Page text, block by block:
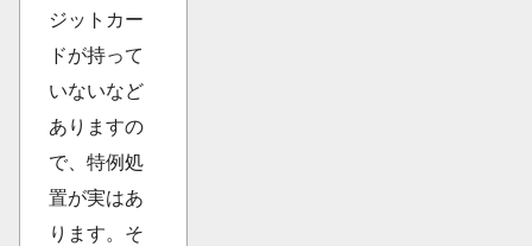
ジットカー
ドが持って
いないなど
ありますの
で、特例処
置が実はあ
ります。そ